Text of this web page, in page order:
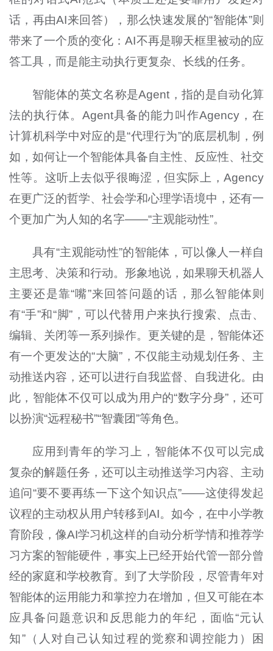
话，再由AI来回答），那么快速发展的“智能体”则
带来了一个质的变化：AI不再是聊天框里被动的应
答工具，而是能主动执行更复杂、长线的任务。
智能体的英文名称是Agent，指的是自动化算
法的执行体。Agent具备的能力叫作Agency，在
计算机科学中对应的是“代理行为”的底层机制，例
如，如何让一个智能体具备自主性、反应性、社交
性等。这听上去似乎很晦涩，但实际上，Agency
在更广泛的哲学、社会学和心理学语境中，还有一
个更加广为人知的名字——“主观能动性”。
具有“主观能动性”的智能体，可以像人一样自
主思考、决策和行动。形象地说，如果聊天机器人
主要还是靠“嘴”来回答问题的话，那么智能体则
有“手”和“脚”，可以代替用户来执行搜索、点击、
编辑、关闭等一系列操作。更关键的是，智能体还
有一个更发达的“大脑”，不仅能主动规划任务、主
动推送内容，还可以进行自我监督、自我进化。由
此，智能体不仅可以成为用户的“数字分身”，还可
以扮演“远程秘书”“智囊团”等角色。
应用到青年的学习上，智能体不仅可以完成
复杂的解题任务，还可以主动推送学习内容、主动
追问“要不要再练一下这个知识点”——这使得发起
议程的主动权从用户转移到AI。如今，在中小学教
育阶段，像AI学习机这样的自动分析学情和推荐学
习方案的智能硬件，事实上已经开始代管一部分曾
经的家庭和学校教育。到了大学阶段，尽管青年对
智能体的运用能力和掌控力在增加，但又可能在本
应具备问题意识和反思能力的年纪，面临“元认
知”（人对自己认知过程的觉察和调控能力）困